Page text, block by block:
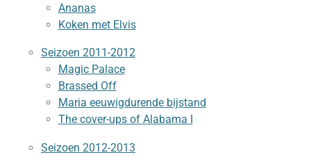
Ananas
Koken met Elvis
Seizoen 2011-2012
Magic Palace
Brassed Off
Maria eeuwigdurende bijstand
The cover-ups of Alabama I
Seizoen 2012-2013